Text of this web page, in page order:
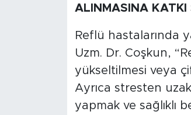
ALINMASINA KATKI
Reflü hastalarında
Uzm. Dr. Coşkun,
yükseltilmesi veya
Ayrıca stresten
yapmak ve sağlıklı